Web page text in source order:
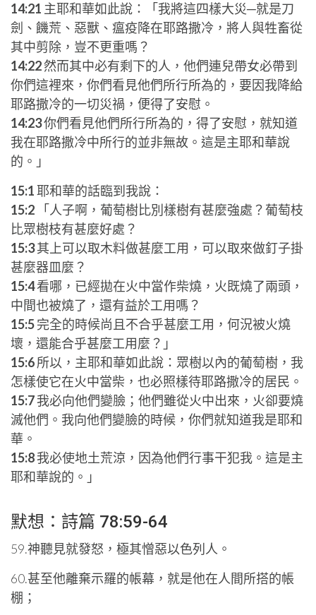
14:21 主耶和華如此說：「我將這四樣大災─就是刀
劍、饑荒、惡獸、瘟疫降在耶路撒冷，將人與牲畜從
其中剪除，豈不更重嗎？
14:22然而其中必有剩下的人，他們連兒帶女必帶到
你們這裡來，你們看見他們所行所為的，要因我降給
耶路撒冷的一切災禍，便得了安慰。
14:23你們看見他們所行所為的，得了安慰，就知道
我在耶路撒冷中所行的並非無故。這是主耶和華說
的。」
15:1耶和華的話臨到我說：
15:2 「人子啊，葡萄樹比別樣樹有甚麼強處？葡萄枝
比眾樹枝有甚麼好處？
15:3其上可以取木料做甚麼工用，可以取來做釘子掛
甚麼器皿麼？
15:4看哪，已經拋在火中當作柴燒，火既燒了兩頭，
中間也被燒了，還有益於工用嗎？
15:5完全的時候尚且不合乎甚麼工用，何況被火燒
壞，還能合乎甚麼工用麼？」
15:6所以，主耶和華如此說：眾樹以內的葡萄樹，我
怎樣使它在火中當柴，也必照樣待耶路撒冷的居民。
15:7我必向他們變臉；他們雖從火中出來，火卻要燒
滅他們。我向他們變臉的時候，你們就知道我是耶和
華。
15:8我必使地土荒涼，因為他們行事干犯我。這是主
耶和華說的。」
默想：詩篇 78:59-64
59.神聽見就發怒，極其憎惡以色列人。
60.甚至他離棄示羅的帳幕，就是他在人間所搭的帳
棚；